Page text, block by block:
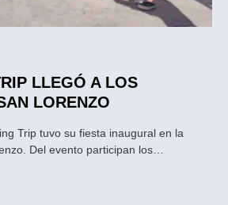
LLEGÓ A LOS
LORENZO
Trip tuvo su fiesta inaugural en la
Del evento participan los…